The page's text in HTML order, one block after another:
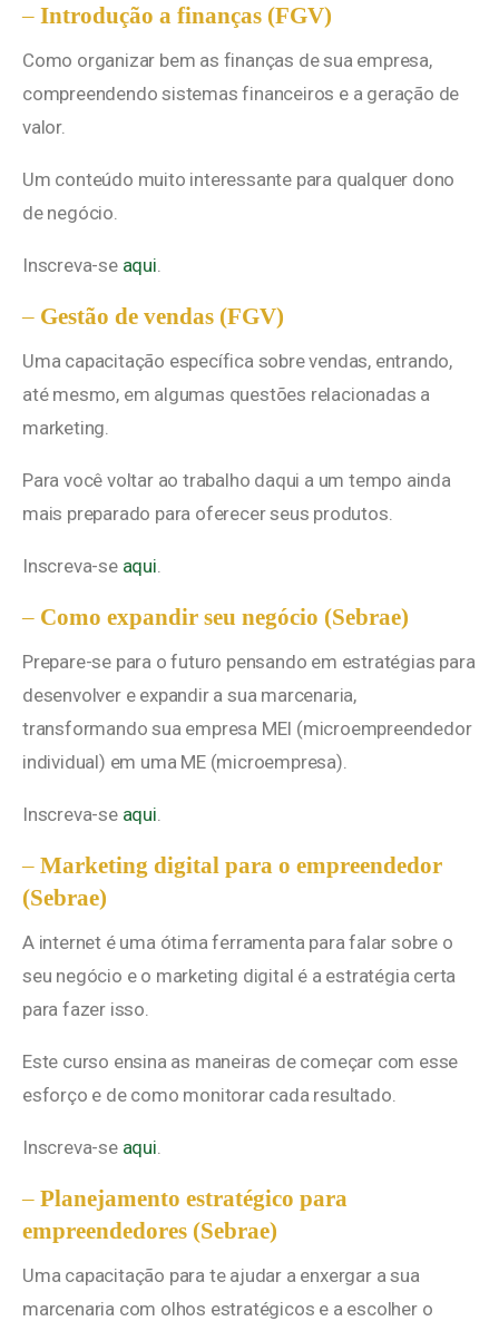
– Introdução a finanças (FGV)
Como organizar bem as finanças de sua empresa,
compreendendo sistemas financeiros e a geração de
valor.
Um conteúdo muito interessante para qualquer dono
de negócio.
Inscreva-se aqui
– Gestão de vendas (FGV)
Uma capacitação específica sobre vendas, entrando,
até mesmo, em algumas questões relacionadas a
marketing.
Para você voltar ao trabalho daqui a um tempo ainda
mais preparado para oferecer seus produtos.
Inscreva-se aqui
– Como expandir seu negócio (Sebrae)
Prepare-se para o futuro pensando em estratégias para
desenvolver e expandir a sua marcenaria,
transformando sua empresa MEI (microempreendedor
individual) em uma ME (microempresa).
Inscreva-se aqui
– Marketing digital para o empreendedor
(Sebrae)
A internet é uma ótima ferramenta para falar sobre o
seu negócio e o marketing digital é a estratégia certa
para fazer isso.
Este curso ensina as maneiras de começar com esse
esforço e de como monitorar cada resultado.
Inscreva-se aqui
– Planejamento estratégico para
empreendedores (Sebrae)
Uma capacitação para te ajudar a enxergar a sua
marcenaria com olhos estratégicos e a escolher o